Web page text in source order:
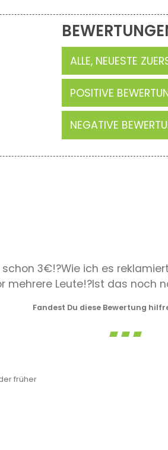
ALLE, NEUESTE
POSITIVE
NEGATIVE
3€!?Wie ich es
mehrere Leute!?Ist das noch
Fandest Du diese Bewertung
früher